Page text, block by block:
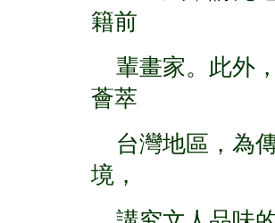
籍前
輩畫家。此外
薈萃
台灣地區，為
境，